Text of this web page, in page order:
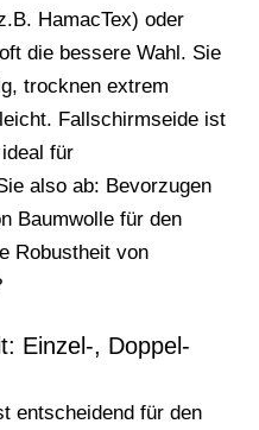
HamacTex) oder
die bessere Wahl. Sie
trocknen extrem
Fallschirmseide ist
für
also ab: Bevorzugen
Baumwolle für den
Robustheit von
Einzel-, Doppel-
entscheidend für den